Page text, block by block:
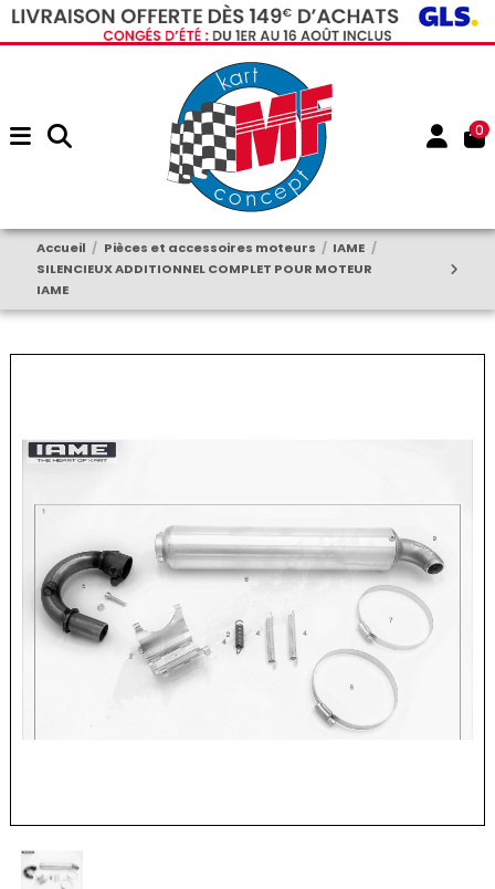
0
Accueil Pièces et accessoires moteurs
IAME
SILENCIEUX ADDITIONNEL COMPLET POUR MOTEUR
IAME